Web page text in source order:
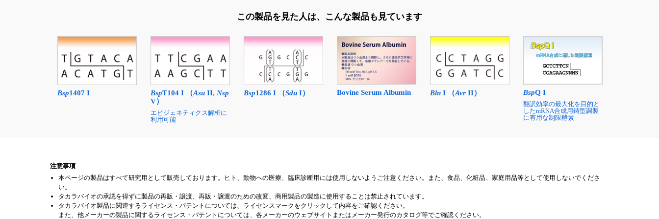
この製品を見た人は、 こんな製品も見ています
Bsp1407 I BspT104 I （Asu II, Nsp
V）
エピジェネティクス解析に
利用可能
Bsp1286 I （Sdu I） Bovine Serum Albumin Bln I （Avr II） BspQ I
翻訳効率の最大化を目的と
したmRNA合成用鋳型調製
に有用な制限酵素
注意事項
本ページの製品はすべて研究用として販売しております。ヒト、動物への医療、臨床診断用には使用しないようご注意ください。また、食品、化粧品、家庭用品等として使用しないでくださ
い。
タカラバイオの承認を得ずに製品の再販・譲渡、再販・譲渡のための改変、商用製品の製造に使用することは禁止されています。
タカラバイオ製品に関連するライセンス・パテントについては、ライセンスマークをクリックして内容をご確認ください。
また、他メーカーの製品に関するライセンス・パテントについては、各メーカーのウェブサイトまたはメーカー発行のカタログ等でご確認ください。